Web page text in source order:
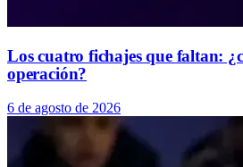
Los cuatro fichajes que faltan:
operación?
6 de agosto de 2026